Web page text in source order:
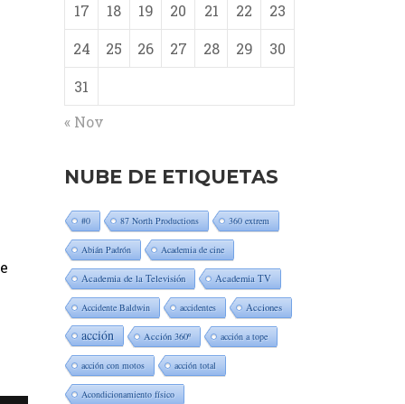
17
18 19 20 21 22
23
24
25 26 27 28 29
30
31
« Nov
NUBE DE ETIQUETAS
#0 87 North Productions 360 extrem
Abián Padrón Academia de cine
Academia de la Televisión Academia TV
Accidente Baldwin accidentes Acciones
acción Acción 360º acción a tope
acción con motos acción total
Acondicionamiento físico